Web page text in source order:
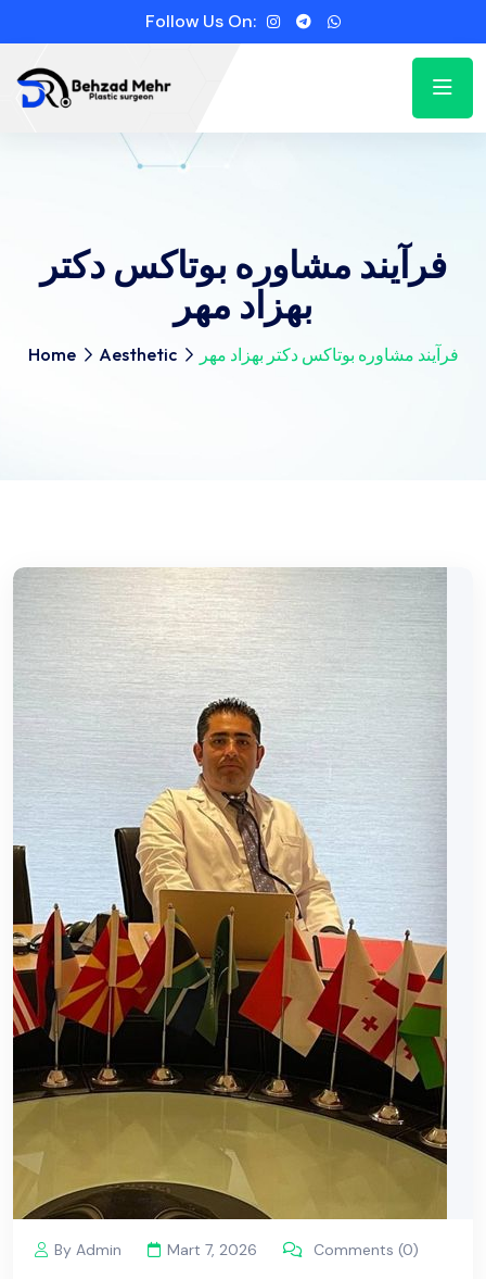
Follow Us On:
فرآیند مشاوره بوتاکس دکتر
بهزاد مهر
Home Aesthetic فرآیند مشاوره بوتاکس دکتر بهزاد مهر
By Admin Mart 7, 2026 Comments (0)